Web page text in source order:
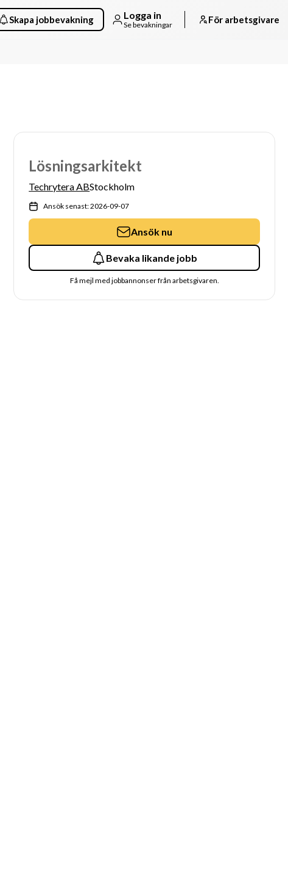
Skapa jobbevakning Logga in
Se bevakningar För arbetsgivare
Lösningsarkitekt
Techrytera ABStockholm
Ansök senast: 2026-09-07
Ansök nu
Bevaka likande jobb
Få mejl med jobbannonser från arbetsgivaren.